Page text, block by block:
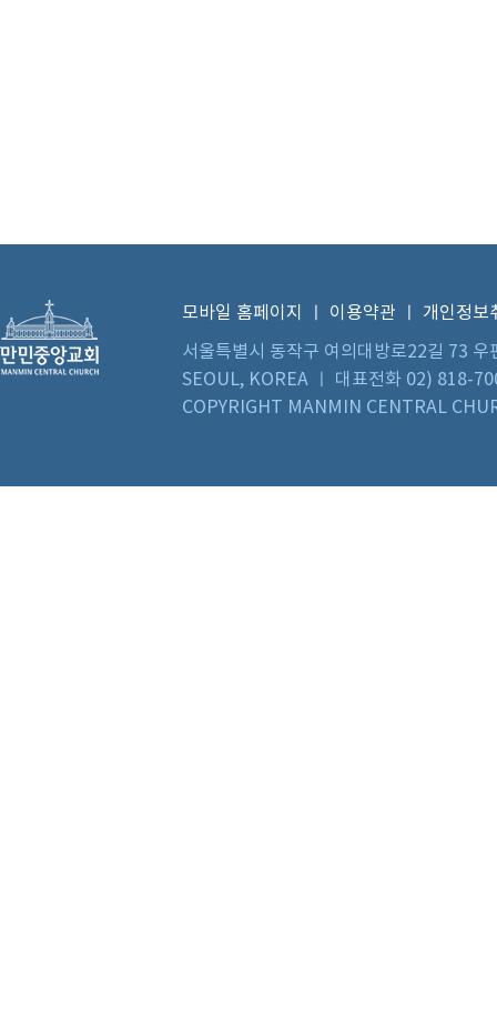
모바일 홈페이지 이용약관
개인정보
서울특별시 동작구 여의대방로22길 73
SEOUL, KOREA ㅣ 대표전화 02) 818-
COPYRIGHT MANMIN CENTRAL